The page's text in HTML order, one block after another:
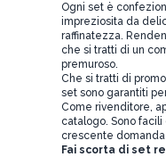
Ogni set è
impreziosita da
raffinatezza.
che si tratti di un
premuroso.
Che si tratti di
set sono garantiti
Come rivenditore,
catalogo. Sono
crescente
Fai scorta di set